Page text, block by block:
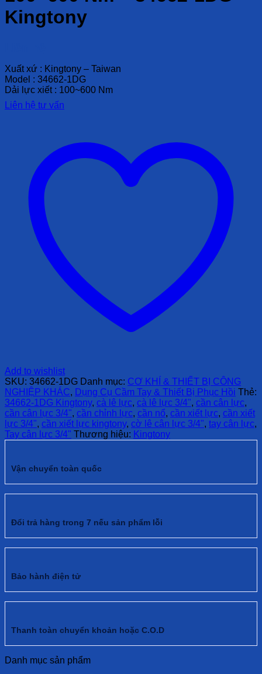
Kingtony
Xuất xứ : Kingtony – Taiwan
Model : 34662-1DG
Dải lực xiết : 100~600 Nm
Liên hệ tư vấn
Add to wishlist
SKU: 34662-1DG Danh mục: CƠ KHÍ & THIẾT BỊ CÔNG
NGHIỆP KHÁC, Dụng Cụ Cầm Tay & Thiết Bị Phục Hồi Thẻ:
34662-1DG Kingtony, cà lê lực, cà lê lực 3/4", cần cân lực,
cần cân lực 3/4", cần chỉnh lực, cần nổ, cần xiết lực, cần xiết
lực 3/4", cần xiết lực kingtony, cờ lê cân lực 3/4", tay cân lực,
Tay cân lực 3/4" Thương hiệu: Kingtony
Vận chuyển toàn quốc
Đổi trả hàng trong 7 nếu sản phẩm lỗi
Bảo hành điện tử
Thanh toàn chuyển khoản hoặc C.O.D
Danh mục sản phẩm